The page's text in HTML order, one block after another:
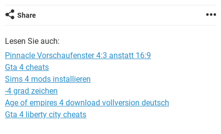
Share
Lesen Sie auch:
Pinnacle Vorschaufenster 4:3 anstatt 16:9
Gta 4 cheats
Sims 4 mods installieren
-4 grad zeichen
Age of empires 4 download vollversion deutsch
Gta 4 liberty city cheats